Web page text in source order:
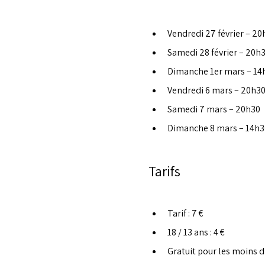
Vendredi 27 février –
Samedi 28 février –
Dimanche 1er mars –
Vendredi 6 mars – 20h30
Samedi 7 mars – 20h30
Dimanche 8 mars –
Tarifs
Tarif : 7 €
18 / 13 ans : 4 €
Gratuit pour les moins